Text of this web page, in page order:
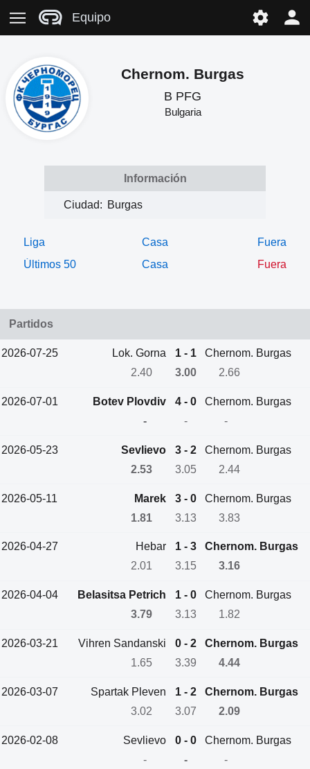
Equipo
Chernom. Burgas
B PFG
Bulgaria
Información
Ciudad: Burgas
Liga Casa
Fuera
Últimos 50
Casa Fuera
Partidos
2026-07-25 Lok. Gorna 1 - 1
Chernom. Burgas
2.40
3.00 2.66
2026-07-01 Botev Plovdiv 4 - 0
Chernom. Burgas
-
- -
2026-05-23 Sevlievo 3 - 2
Chernom. Burgas
2.53
3.05 2.44
2026-05-11 Marek 3 - 0
Chernom. Burgas
1.81
3.13 3.83
2026-04-27 Hebar 1 - 3
Chernom. Burgas
2.01
3.15 3.16
2026-04-04 Belasitsa Petrich 1 - 0
Chernom. Burgas
3.79
3.13 1.82
2026-03-21 Vihren Sandanski 0 - 2
Chernom. Burgas
1.65
3.39 4.44
2026-03-07 Spartak Pleven 1 - 2
Chernom. Burgas
3.02
3.07 2.09
2026-02-08 Sevlievo 0 - 0
Chernom. Burgas
-
- -